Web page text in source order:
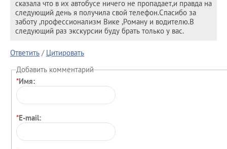
сказала что в их автобусе ничего не пропадает,и правда на
следующий день я получила свой телефон.Спасибо за
заботу ,профессионализм Вике ,Роману и водителю.В
следующий раз экскурсии буду брать только у вас.
Ответить / Цитировать
Добавить комментарий
*Имя:
*E-mail: